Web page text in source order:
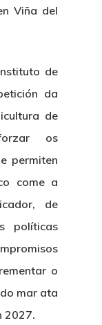
Viña del
de
da
de
os
permiten
come a
de
políticas
o
mar ata
2027.